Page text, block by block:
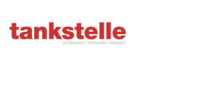
Inhalt